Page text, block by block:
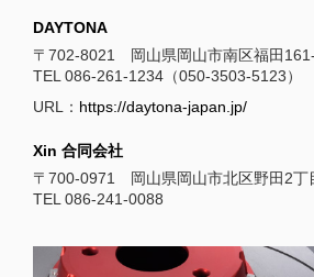
DAYTONA
〒702-8021 岡山県岡山市南区福田
TEL 086-261-1234（050-3503-5123）
URL： https://daytona-japan.jp/
Xin 合同会社
〒700-0971 岡山県岡山市北区野田2丁
TEL 086-241-0088